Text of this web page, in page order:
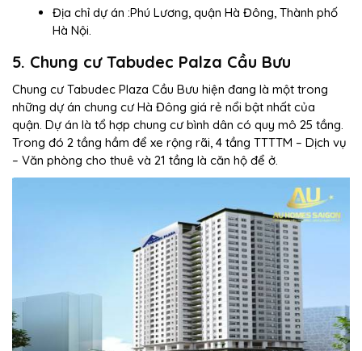
Địa chỉ dự án :Phú Lương, quận Hà Đông, Thành phố
Hà Nội.
5. Chung cư Tabudec Palza Cầu Bưu
Chung cư Tabudec Plaza Cầu Bưu hiện đang là một trong
những dự án chung cư Hà Đông giá rẻ nổi bật nhất của
quận. Dự án là tổ hợp chung cư bình dân có quy mô 25 tầng.
Trong đó 2 tầng hầm để xe rộng rãi, 4 tầng TTTTM – Dịch vụ
– Văn phòng cho thuê và 21 tầng là căn hộ để ở.